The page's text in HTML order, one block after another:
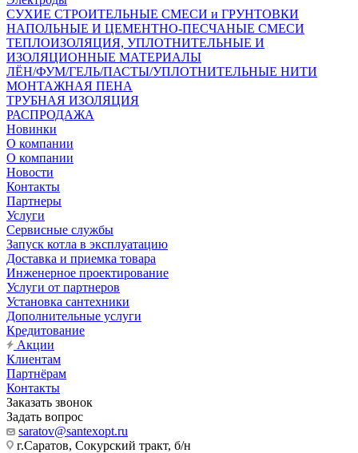
СУХИЕ СТРОИТЕЛЬНЫЕ СМЕСИ и ГРУНТОВКИ
НАПОЛЬНЫЕ И ЦЕМЕНТНО-ПЕСЧАНЫЕ СМЕСИ
ТЕПЛОИЗОЛЯЦИЯ, УПЛОТНИТЕЛЬНЫЕ И
ИЗОЛЯЦИОННЫЕ МАТЕРИАЛЫ
ЛЁН/ФУМ/ГЕЛЬ/ПАСТЫ/УПЛОТНИТЕЛЬНЫЕ НИТИ
МОНТАЖНАЯ ПЕНА
ТРУБНАЯ ИЗОЛЯЦИЯ
РАСПРОДАЖА
Новинки
О компании
О компании
Новости
Контакты
Партнеры
Услуги
Сервисные службы
Запуск котла в эксплуатацию
Доставка и приемка товара
Инженерное проектирование
Услуги от партнеров
Установка сантехники
Дополнительные услуги
Кредитование
Акции
Клиентам
Партнёрам
Контакты
Заказать звонок
Задать вопрос
saratov@santexopt.ru
г.Саратов, Сокурский тракт, б/н